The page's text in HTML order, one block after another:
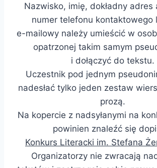
Nazwisko, imię, dokładny adres
numer telefonu kontaktowego
e-mailowy należy umieścić w
opatrzonej takim samym
i dołączyć do tekstu.
Uczestnik pod jednym
nadesłać tylko jeden zestaw
prozą.
Na kopercie z nadsyłanymi na
powinien znaleźć się
Konkurs Literacki im. Stefana
Organizatorzy nie zwracają